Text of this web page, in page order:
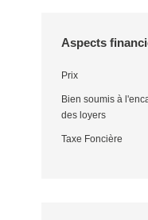
Aspects
Prix
Bien soumis à
des loyers
Taxe Foncière